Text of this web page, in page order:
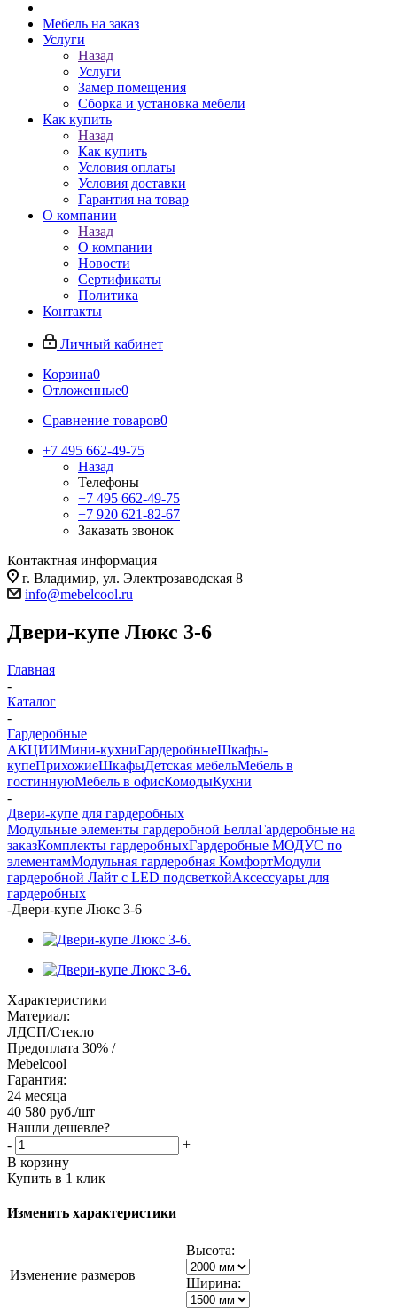
Мебель на заказ
Услуги
Назад
Услуги
Замер помещения
Сборка и установка мебели
Как купить
Назад
Как купить
Условия оплаты
Условия доставки
Гарантия на товар
О компании
Назад
О компании
Новости
Сертификаты
Политика
Контакты
Личный кабинет
Корзина0
Отложенные0
Сравнение товаров0
+7 495 662-49-75
Назад
Телефоны
+7 495 662-49-75
+7 920 621-82-67
Заказать звонок
Контактная информация
г. Владимир, ул. Электрозаводская 8
info@mebelcool.ru
Двери-купе Люкс 3-6
Главная
-
Каталог
-
Гардеробные
АКЦИИМини-кухниГардеробныеШкафы-
купеПрихожиеШкафыДетская мебельМебель в
гостиннуюМебель в офисКомодыКухни
-
Двери-купе для гардеробных
Модульные элементы гардеробной БеллаГардеробные на
заказКомплекты гардеробныхГардеробные МОДУС по
элементамМодульная гардеробная КомфортМодули
гардеробной Лайт с LED подсветкойАксессуары для
гардеробных
-Двери-купе Люкс 3-6
Характеристики
Материал:
ЛДСП/Стекло
Предоплата 30% /
Mebelcool
Гарантия:
24 месяца
40 580 руб./шт
Нашли дешевле?
-
+
В корзину
Купить в 1 клик
Изменить характеристики
Изменение размеров
Высота:
Ширина: